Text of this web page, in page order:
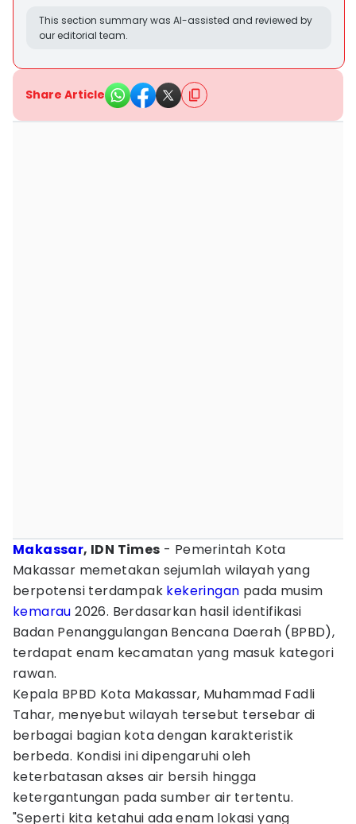
This section summary was AI-assisted and reviewed by
our editorial team.
Share Article
Makassar, IDN Times - Pemerintah Kota
Makassar memetakan sejumlah wilayah yang
berpotensi terdampak kekeringan pada musim
kemarau 2026. Berdasarkan hasil identifikasi
Badan Penanggulangan Bencana Daerah (BPBD),
terdapat enam kecamatan yang masuk kategori
rawan.
Kepala BPBD Kota Makassar, Muhammad Fadli
Tahar, menyebut wilayah tersebut tersebar di
berbagai bagian kota dengan karakteristik
berbeda. Kondisi ini dipengaruhi oleh
keterbatasan akses air bersih hingga
ketergantungan pada sumber air tertentu.
"Seperti kita ketahui ada enam lokasi yang